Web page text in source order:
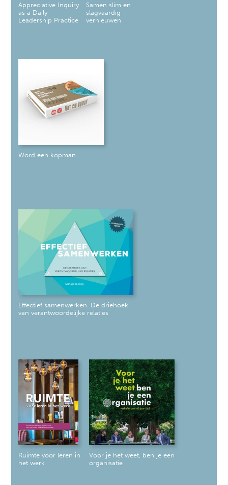
Appreciative Inquiry
as a Daily
Leadership Practice
Samen slim en
slagvaardig
vernieuwen
Word een kopman
Effectief samenwerken. De driehoek
van verantwoordelijke relaties
Ruimte voor leren in
het werk
Voor je het weet, ben je een
organisatie